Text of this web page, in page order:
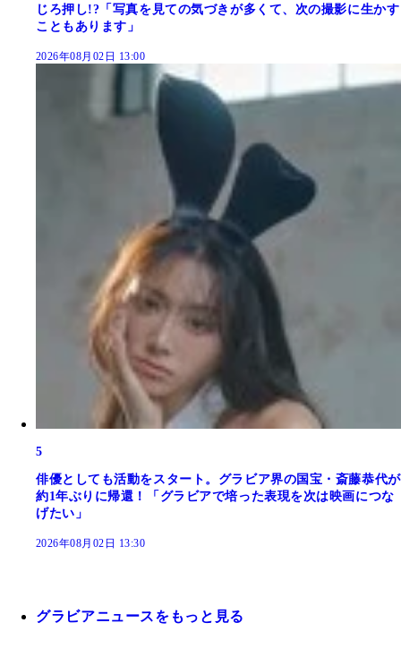
じろ押し!?「写真を見ての気づきが多くて、次の撮影に生かす
こともあります」
2026年08月02日 13:00
5
俳優としても活動をスタート。グラビア界の国宝・斎藤恭代が
約1年ぶりに帰還！「グラビアで培った表現を次は映画につな
げたい」
2026年08月02日 13:30
グラビアニュースをもっと見る